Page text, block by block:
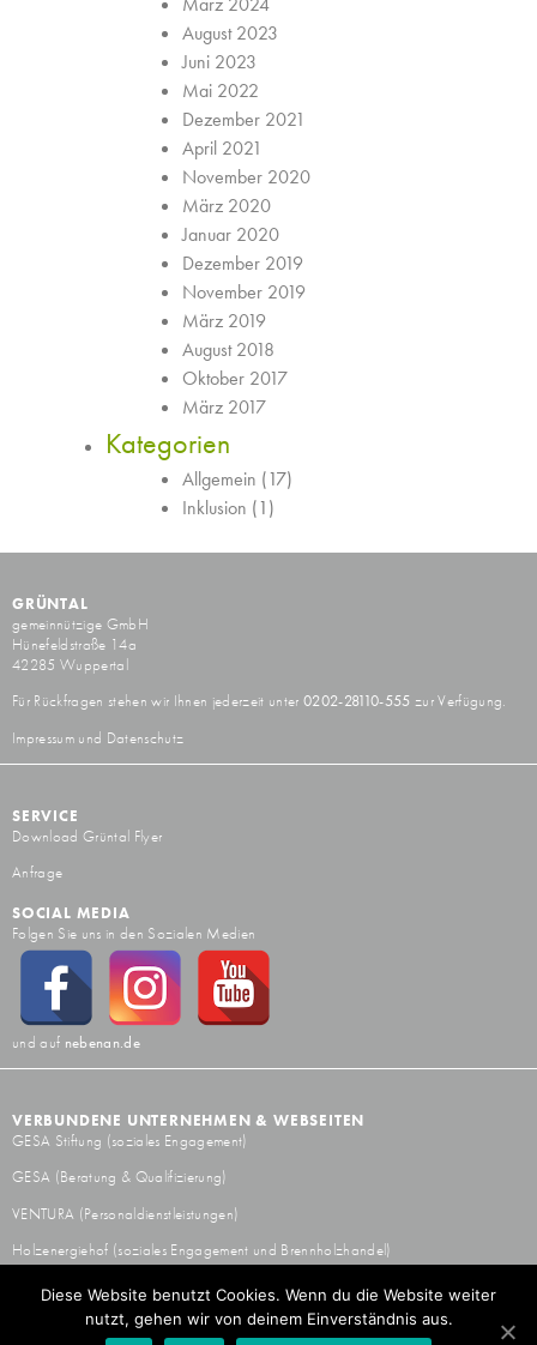
August 2023
Juni 2023
Mai 2022
Dezember 2021
April 2021
November 2020
März 2020
Januar 2020
Dezember 2019
November 2019
März 2019
August 2018
Oktober 2017
März 2017
Kategorien
Allgemein (17)
Inklusion (1)
GRÜNTAL
gemeinnützige GmbH
Hünefeldstraße 14a
42285 Wuppertal
Für Rückfragen stehen wir Ihnen jederzeit unter 0202-28110-555 zur Verfügung.
Impressum und Datenschutz
SERVICE
Download Grüntal Flyer
Anfrage
SOCIAL MEDIA
Folgen Sie uns in den Sozialen Medien
und auf nebenan.de
VERBUNDENE UNTERNEHMEN & WEBSEITEN
GESA Stiftung (soziales Engagement)
GESA (Beratung & Qualifizierung)
VENTURA (Personaldienstleistungen)
Holzenergiehof (soziales Engagement und Brennholzhandel)
WIR SIND MITGLIED
Diese Website benutzt Cookies. Wenn du die Website weiter
nutzt, gehen wir von deinem Einverständnis aus.